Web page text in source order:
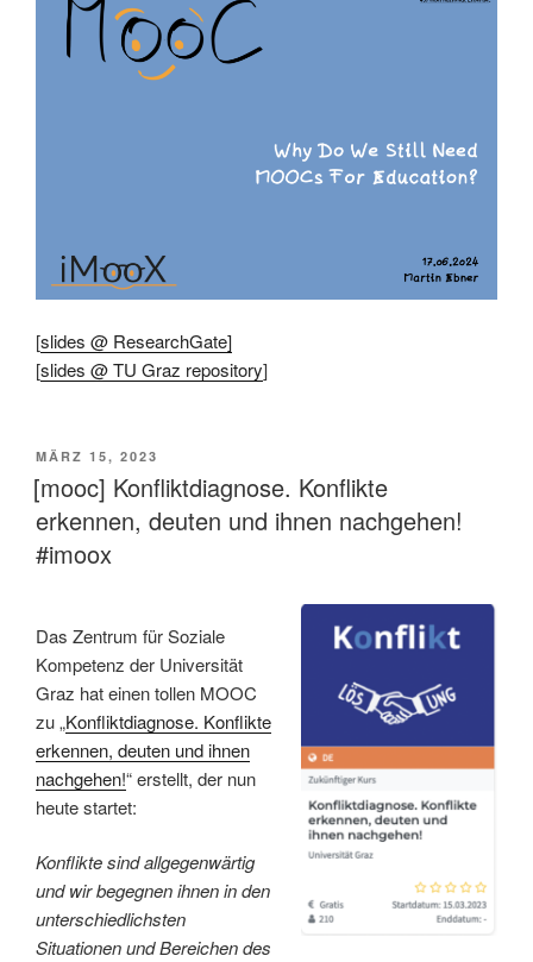
[slides @ ResearchGate]
[slides @ TU Graz repository]
VERÖFFENTLICHT
AM
MÄRZ 15, 2023
[mooc] Konfliktdiagnose. Konflikte
erkennen, deuten und ihnen nachgehen!
#imoox
Das Zentrum für Soziale
Kompetenz der Universität
Graz hat einen tollen MOOC
zu „Konfliktdiagnose. Konflikte
erkennen, deuten und ihnen
nachgehen!“ erstellt, der nun
heute startet:
Konflikte sind allgegenwärtig
und wir begegnen ihnen in den
unterschiedlichsten
Situationen und Bereichen des